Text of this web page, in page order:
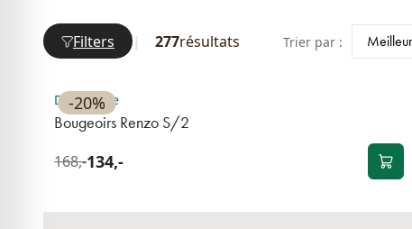
Filters | 277résultats
Trier par :
BEST-SELLER
-20%
Disponible
Bougeoirs Renzo S/2
168,-134,-